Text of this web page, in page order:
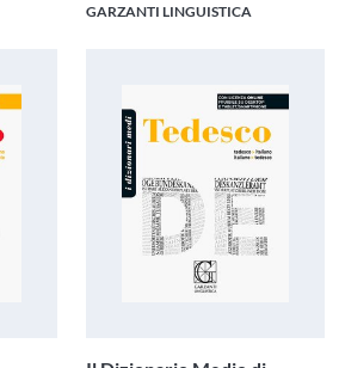
GARZANTI LINGUISTICA